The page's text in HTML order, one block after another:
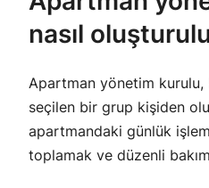
nasıl
Apartman yönetim kurulu,
seçilen bir grup kişiden
apartmandaki günlük
toplamak ve düzenli